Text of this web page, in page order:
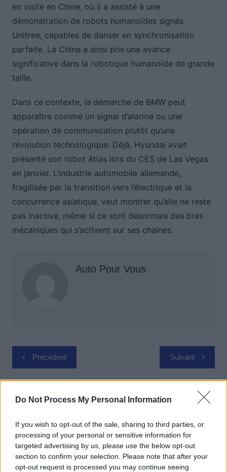
Do Not Process My Personal Information
If you wish to opt-out of the sale, sharing to third parties, or
processing of your personal or sensitive information for
targeted advertising by us, please use the below opt-out
section to confirm your selection. Please note that after your
opt-out request is processed you may continue seeing
en visite en Chine, où il a assisté à une
démonstration de robots humanoïdes signés
Unitree, capables de danser en synchronisation
parfaite. La Chine a ainsi pris une avance
significative dans la robotique humanoïde de grande
taille.
Dans ce contexte, la démarche de BMW peut
apparaître comme un signal d’alarme ou une
opération de communication plutôt qu’une
révolution technologique. Déjà, Hyundai avait
présenté son robot Atlas lors du CES de Las Vegas
en janvier. L’industrie automobile allemande,
fragilisée par la transition vers l’électrique et la
concurrence asiatique, veut montrer qu’elle ne reste
pas inactive, même si ce sont désormais des bras
mécaniques qui s’activent sur ses chaînes.
Auto Pour Vous
Navigation
de
l’article
Précédent Suivant